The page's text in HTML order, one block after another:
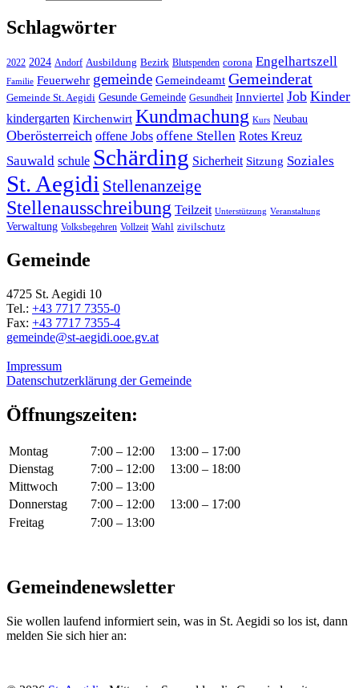
Schlagwörter
2022 2024 Andorf Ausbildung Bezirk Blutspenden corona Engelhartszell
Familie Feuerwehr gemeinde Gemeindeamt Gemeinderat
Gemeinde St. Aegidi Gesunde Gemeinde Gesundheit Innviertel Job Kinder
kindergarten Kirchenwirt Kundmachung Kurs Neubau
Oberösterreich offene Jobs offene Stellen Rotes Kreuz
Sauwald schule Schärding Sicherheit Sitzung Soziales
St. Aegidi Stellenanzeige
Stellenausschreibung Teilzeit Unterstützung Veranstaltung
Verwaltung Volksbegehren Vollzeit Wahl zivilschutz
Gemeinde
4725 St. Aegidi 10
Tel.: +43 7717 7355-0
Fax: +43 7717 7355-4
gemeinde@st-aegidi.ooe.gv.at
Impressum
Datenschutzerklärung der Gemeinde
Öffnungszeiten:
Montag 7:00 – 12:00
13:00 – 17:00
Dienstag
7:00 – 12:00
13:00 – 18:00
Mittwoch
7:00 – 13:00
Donnerstag
7:00 – 12:00
13:00 – 17:00
Freitag
7:00 – 13:00
Gemeindenewsletter
Sie wollen laufend informiert sein, was in St. Aegidi so los ist, dann
melden Sie sich hier an: